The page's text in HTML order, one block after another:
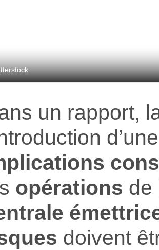
un rapport,
d’une
opérations de
doivent